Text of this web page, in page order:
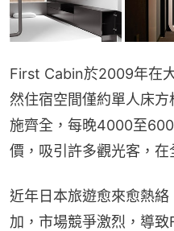
First Cabin於2009年在
然住宿空間僅約單人床
施齊全，每晚4000至
價，吸引許多觀光客，在
近年日本旅遊愈來愈熱
加，市場競爭激烈，導